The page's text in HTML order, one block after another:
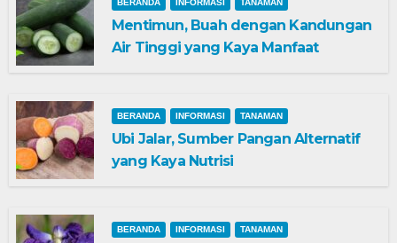
BERANDA INFORMASI TANAMAN
Mentimun, Buah dengan Kandungan
Air Tinggi yang Kaya Manfaat
BERANDA INFORMASI TANAMAN
Ubi Jalar, Sumber Pangan Alternatif
yang Kaya Nutrisi
BERANDA INFORMASI TANAMAN